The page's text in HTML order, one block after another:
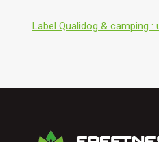
Label Qualidog & camping :